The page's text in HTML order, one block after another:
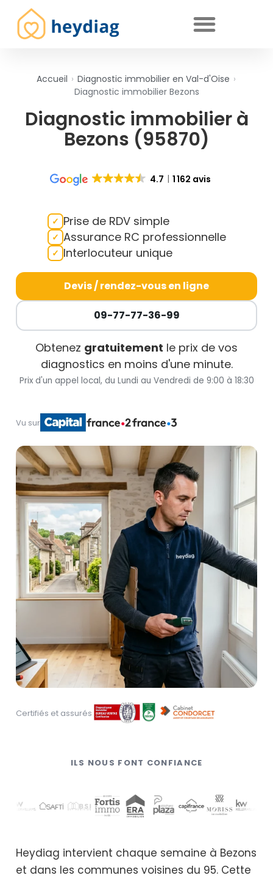
Accueil › Diagnostic immobilier en Val-d'Oise ›
Diagnostic immobilier Bezons
Diagnostic immobilier à
Bezons (95870)
4.7 1 162 avis
Prise de RDV simple
Assurance RC professionnelle
Interlocuteur unique
Devis / rendez-vous en ligne
09-77-77-36-99
Obtenez gratuitement le prix de vos
diagnostics en moins d'une minute.
Prix d'un appel local, du Lundi au Vendredi de 9:00 à 18:30
Vu sur
Certifiés et assurés
ILS NOUS FONT CONFIANCE
Heydiag intervient chaque semaine à Bezons
et dans les communes voisines du 95. Cette